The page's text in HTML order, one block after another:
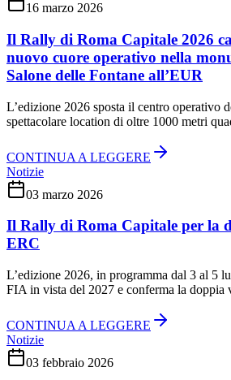
16 marzo 2026
Il Rally di Roma Capitale 2026
nuovo cuore operativo nella
Salone delle Fontane all’EUR
L’edizione 2026 sposta il centro operativo
spettacolare location di oltre 1000 metri
CONTINUA A LEGGERE
Notizie
03 marzo 2026
Il Rally di Roma Capitale per la
ERC
L’edizione 2026, in programma dal 3 al 5
FIA in vista del 2027 e conferma la
CONTINUA A LEGGERE
Notizie
03 febbraio 2026